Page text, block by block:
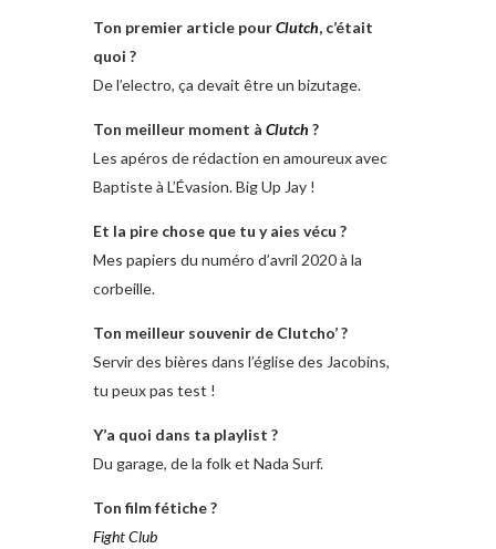
Ton premier article pourClutch, c’était
quoi ?
De l’electro, ça devait être un bizutage.
Ton meilleur moment à Clutch ?
Les apéros de rédaction en amoureux avec
Baptiste à L’Évasion. Big Up Jay !
Et la pire chose que tu y aies vécu ?
Mes papiers du numéro d’avril 2020 à la
corbeille.
Ton meilleur souvenir de Clutcho’ ?
Servir des bières dans l’église des Jacobins,
tu peux pas test !
Y’a quoi dans ta playlist ?
Du garage, de la folk et Nada Surf.
Ton film fétiche ?
Fight Club